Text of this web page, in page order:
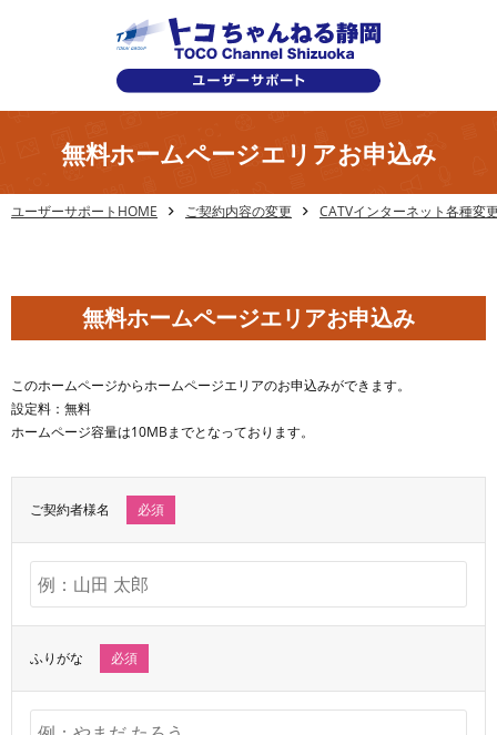
無料ホームページエリアお申込み
ユーザーサポートHOME ご契約内容の変更 CATVインターネット各種変
無料ホームページエリアお申込み
このホームページからホームページエリアのお申込みができます。
設定料：無料
ホームページ容量は10MBまでとなっております。
ご契約者様名 必須
ふりがな 必須